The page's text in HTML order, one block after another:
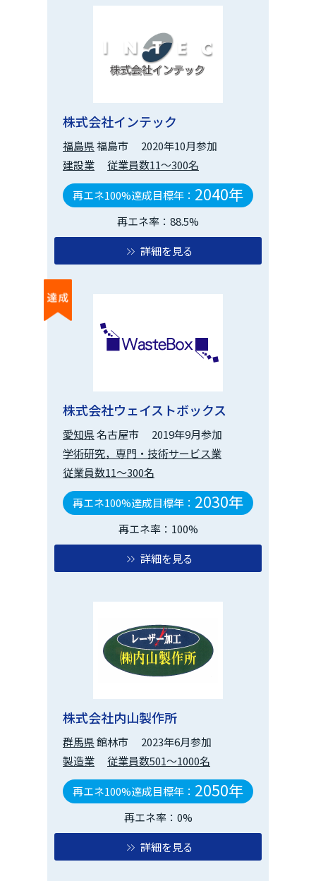
株式会社インテック
福島県福島市
2020年10月参加
建設業
従業員数11～300名
再エネ100%達成目標年： 2040年
再エネ率：88.5%
詳細を見る
株式会社ウェイストボックス
愛知県名古屋市
2019年9月参加
学術研究，専門・技術サービス業
従業員数11～300名
再エネ100%達成目標年： 2030年
再エネ率：100%
詳細を見る
株式会社内山製作所
群馬県館林市
2023年6月参加
製造業
従業員数501～1000名
再エネ100%達成目標年： 2050年
再エネ率：0%
詳細を見る